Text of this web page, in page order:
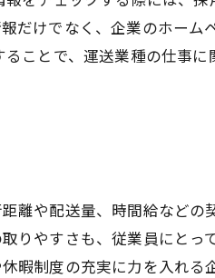
だけでなく、企業のホーム
ことで、運送業種の仕事に
離や配送量、時間給などの
りやすさも、従業員にとっ
暇制度の充実に力を入れる